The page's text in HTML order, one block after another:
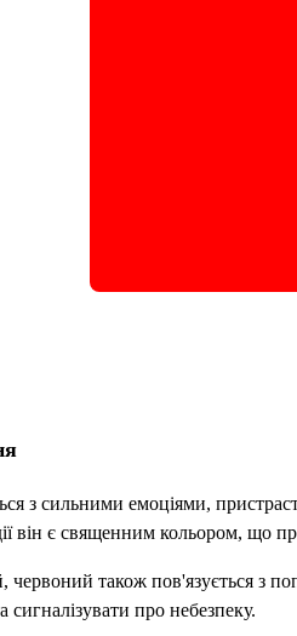
з сильними емоціями,
він є священним кольором, що
червоний також пов'язується з
про небезпеку.